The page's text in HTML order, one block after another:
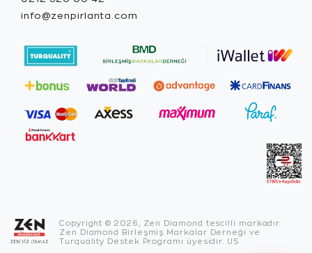
info@zenpirlanta.com
Copyright © 2026, Zen Diamond tescilli markadır.
Zen Diamond Birleşmiş Markalar Derneği ve
Turquality Destek Programı üyesidir. US